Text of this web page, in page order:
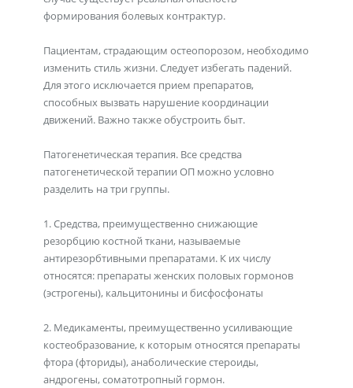
формирования болевых контрактур.
Пациентам, страдающим остеопорозом, необходимо
изменить стиль жизни. Следует избегать падений.
Для этого исключается прием препаратов,
способных вызвать нарушение координации
движений. Важно также обустроить быт.
Патогенетическая терапия. Все средства
патогенетической терапии ОП можно условно
разделить на три группы.
1. Средства, преимущественно снижающие
резорбцию костной ткани, называемые
антирезорбтивными препаратами. К их числу
относятся: препараты женских половых гормонов
(эстрогены), кальцитонины и биcфосфонаты
2. Медикаменты, преимущественно усиливающие
костеобразование, к которым относятся препараты
фтора (фториды), анаболические стероиды,
андрогены, соматотропный гормон.